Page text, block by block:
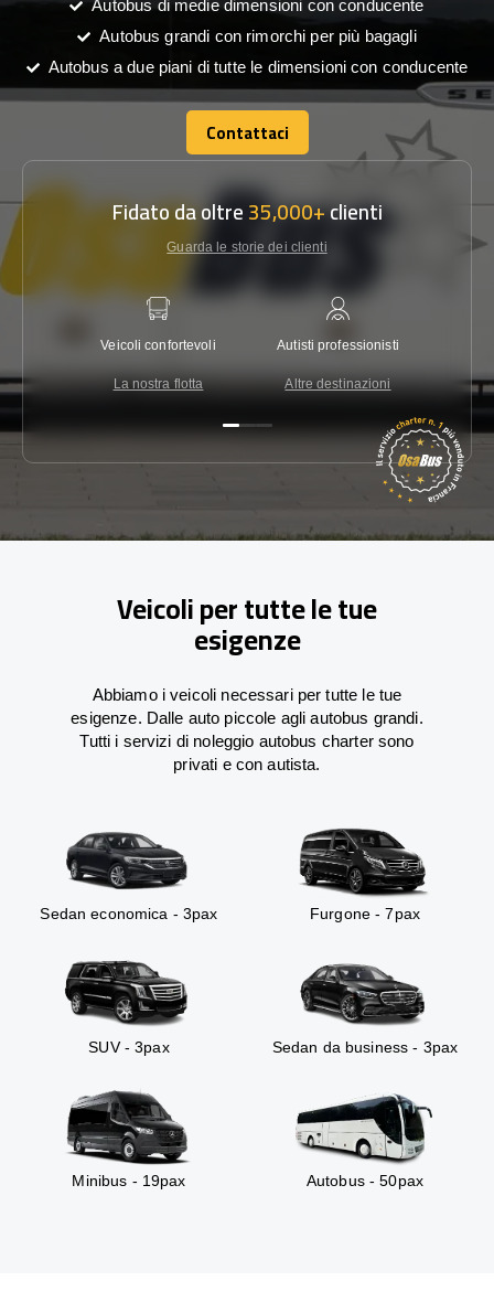
Autobus di medie dimensioni con conducente
Autobus grandi con rimorchi per più bagagli
Autobus a due piani di tutte le dimensioni con conducente
Contattaci
Contattaci
Fidato da oltre35,000+clienti
Guarda le storie dei clienti
Veicoli confortevoli
La nostra flotta
Autisti professionisti
Altre destinazioni
Veicoli per tutte le tue
esigenze
Abbiamo i veicoli necessari per tutte le tue
esigenze. Dalle auto piccole agli autobus grandi.
Tutti i servizi di noleggio autobus charter sono
privati e con autista.
Sedan economica - 3pax Furgone - 7pax
SUV - 3pax Sedan da business - 3pax
Minibus - 19pax Autobus - 50pax